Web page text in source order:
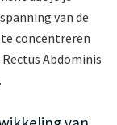
van de
concentreren
Abdominis